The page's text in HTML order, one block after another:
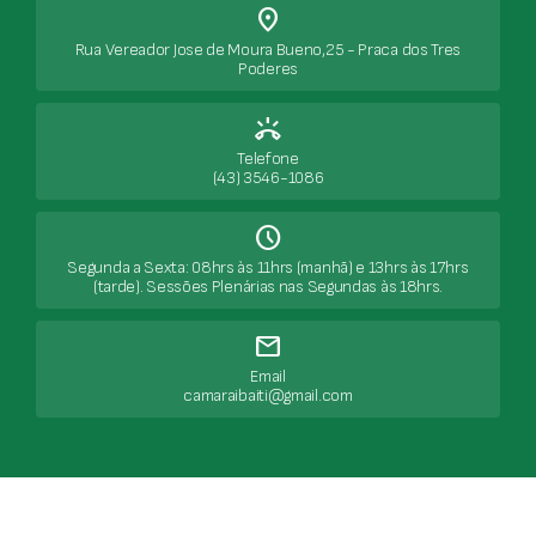
place
Rua Vereador Jose de Moura Bueno,25 - Praca dos Tres
Poderes
ring_volume
Telefone
(43) 3546-1086
Schedule
Segunda a Sexta: 08hrs às 11hrs (manhã) e 13hrs às 17hrs
(tarde). Sessões Plenárias nas Segundas às 18hrs.
mail
Email
camaraibaiti@gmail.com